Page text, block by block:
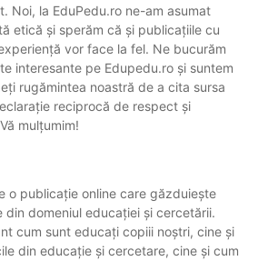
Noi, la EduPedu.ro ne-am asumat
etică și sperăm că și publicațiile cu
vor face la fel. Ne bucurăm
interesante pe Edupedu.ro și suntem
rugămintea noastră de a cita sursa
reciprocă de respect și
mulțumim!
o publicație online care găzduiește
din domeniul educației și cercetării.
cum sunt educați copiii noștri, cine și
din educație și cercetare, cine și cum